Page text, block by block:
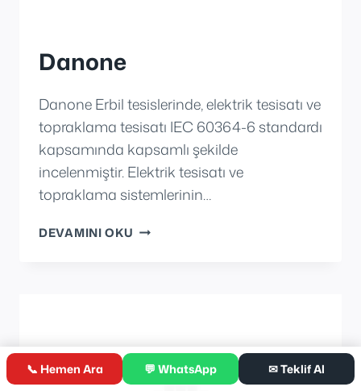
Danone
Danone Erbil tesislerinde, elektrik tesisatı ve
topraklama tesisatı IEC 60364-6 standardı
kapsamında kapsamlı şekilde
incelenmiştir. Elektrik tesisatı ve
topraklama sistemlerinin…
DEVAMINI OKU DANONE
📞 Hemen Ara 💬 WhatsApp ✉ Teklif Al